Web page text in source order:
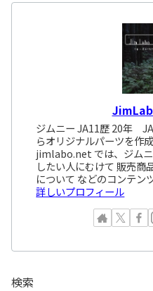
ジムニー JA11歴 20年
らオリジナルパーツを作
jimlabo.net では、ジム
したい人にむけて 販売商
について などのコンテン
詳しいプロフィール
検索